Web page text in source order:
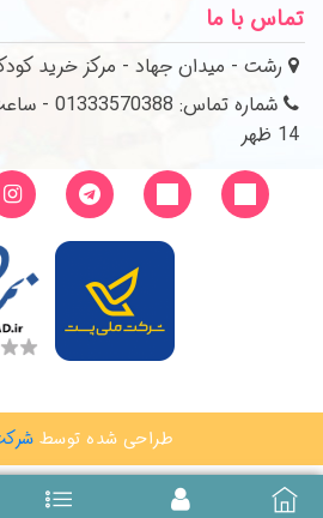
تماس با ما
رشت - میدان جهاد - مرکز خرید
14 ظهر
طراحی شده توسط